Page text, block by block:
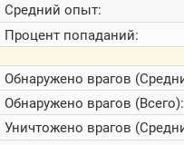
Средний опыт:
Процент попаданий:
Обнаружено врагов
Обнаружено врагов (Всего):
Уничтожено врагов